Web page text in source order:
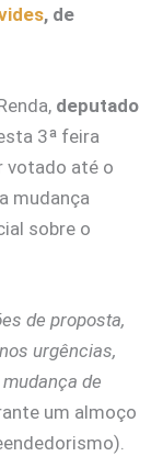
, de
deputado
3ª feira
votado até o
mudança
sobre o
de proposta,
urgências,
de
um almoço